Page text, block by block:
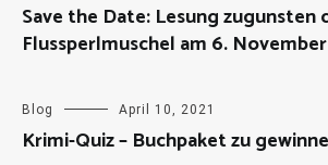
Save the Date: Lesung zugunsten
Flussperlmuschel am 6. November
Blog April 10, 2021
Krimi-Quiz – Buchpaket zu